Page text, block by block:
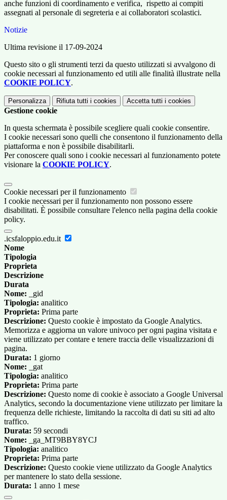
anche funzioni di coordinamento e verifica, rispetto ai compiti
assegnati al personale di segreteria e ai collaboratori scolastici.
Notizie
Ultima revisione il 17-09-2024
Questo sito o gli strumenti terzi da questo utilizzati si avvalgono di
cookie necessari al funzionamento ed utili alle finalità illustrate nella
COOKIE POLICY.
Personalizza Rifiuta tutti i cookies Accetta tutti i cookies
Gestione cookie
In questa schermata è possibile scegliere quali cookie consentire.
I cookie necessari sono quelli che consentono il funzionamento della
piattaforma e non è possibile disabilitarli.
Per conoscere quali sono i cookie necessari al funzionamento potete
visionare la COOKIE POLICY.
Cookie necessari per il funzionamento
I cookie necessari per il funzionamento non possono essere
disabilitati. È possibile consultare l'elenco nella pagina della cookie
policy.
.icsfaloppio.edu.it
Nome
Tipologia
Proprieta
Descrizione
Durata
Nome: _gid
Tipologia: analitico
Proprieta: Prima parte
Descrizione: Questo cookie è impostato da Google Analytics.
Memorizza e aggiorna un valore univoco per ogni pagina visitata e
viene utilizzato per contare e tenere traccia delle visualizzazioni di
pagina.
Durata: 1 giorno
Nome: _gat
Tipologia: analitico
Proprieta: Prima parte
Descrizione: Questo nome di cookie è associato a Google Universal
Analytics, secondo la documentazione viene utilizzato per limitare la
frequenza delle richieste, limitando la raccolta di dati su siti ad alto
traffico.
Durata: 59 secondi
Nome: _ga_MT9BBY8YCJ
Tipologia: analitico
Proprieta: Prima parte
Descrizione: Questo cookie viene utilizzato da Google Analytics
per mantenere lo stato della sessione.
Durata: 1 anno 1 mese